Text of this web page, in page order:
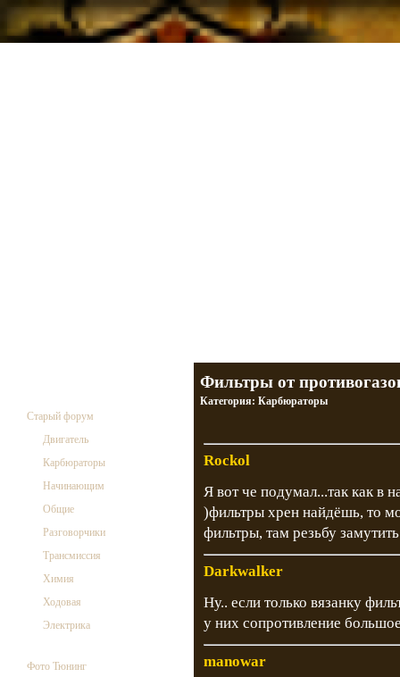
Старый форум
Двигатель
Карбюраторы
Начинающим
Общие
Разговорчики
Трансмиссия
Химия
Ходовая
Электрика
Фото Тюнинг
Фильтры от
Категория: Карбюраторы
Rockol
Я вот че подумал...так как в
)фильтры хрен найдёшь, то
фильтры, там резьбу
Darkwalker
Ну.. если только вязанку
у них сопротивление
manowar